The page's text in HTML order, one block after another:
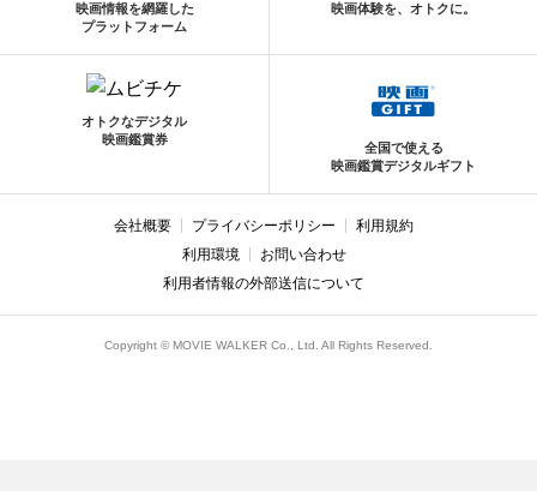
映画情報を網羅した
プラットフォーム
映画体験を、オトクに。
オトクなデジタル
映画鑑賞券
全国で使える
映画鑑賞デジタルギフト
会社概要 プライバシーポリシー
利用規約
利用環境
お問い合わせ
利用者情報の外部送信について
Copyright © MOVIE WALKER Co., Ltd. All Rights Reserved.